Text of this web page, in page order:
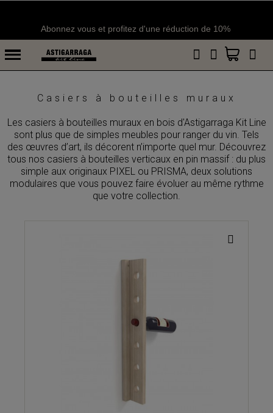
Abonnez vous et profitez d'une réduction de 10%
Casiers à bouteilles muraux
Les casiers à bouteilles muraux en bois d'Astigarraga Kit Line
sont plus que de simples meubles pour ranger du vin. Tels
des œuvres d’art, ils décorent n’importe quel mur. Découvrez
tous nos casiers à bouteilles verticaux en pin massif : du plus
simple aux originaux PIXEL ou PRISMA, deux solutions
modulaires que vous pouvez faire évoluer au même rythme
que votre collection.